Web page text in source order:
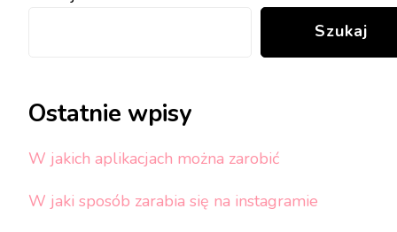
Szukaj
Ostatnie wpisy
W jakich aplikacjach można zarobić
W jaki sposób zarabia się na instagramie